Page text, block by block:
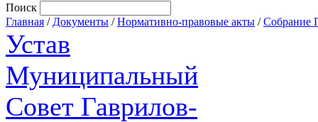
Поиск
Главная / Документы /Нормативно-правовые акты /Собрание
Устав
Муниципальный
Совет Гаврилов-